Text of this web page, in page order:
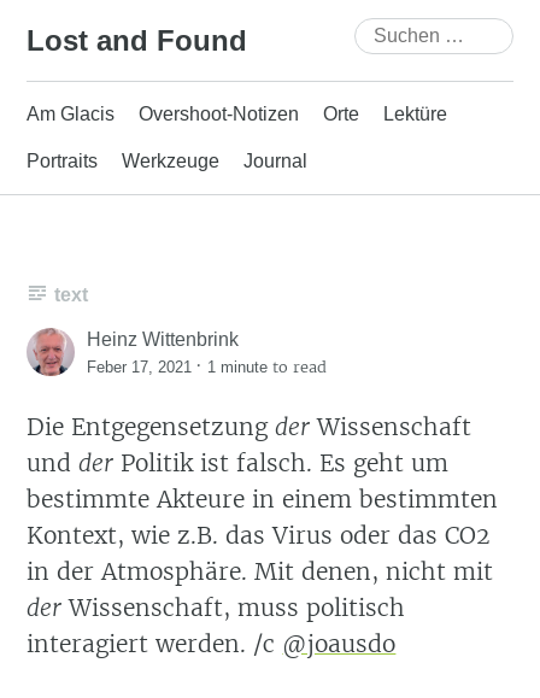
Lost and Found
Suchen
nach:
Am Glacis Overshoot-Notizen Orte Lektüre
Portraits Werkzeuge Journal
text
Heinz Wittenbrink
Feber 17, 2021 · 1 minute to read
Die Entgegensetzungder Wissenschaft
undder Politik ist falsch. Es geht um
bestimmte Akteure in einem bestimmten
Kontext, wie z.B. das Virus oder das CO2
in der Atmosphäre. Mit denen, nicht mit
der Wissenschaft, muss politisch
interagiert werden. /c @joausdo